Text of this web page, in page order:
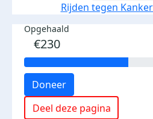
Rijden tegen
Opgehaald
€230
Doneer
Deel deze pagina